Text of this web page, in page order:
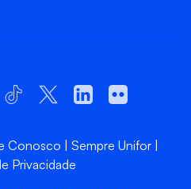
Conosco
Sempre Unifor
Privacidade